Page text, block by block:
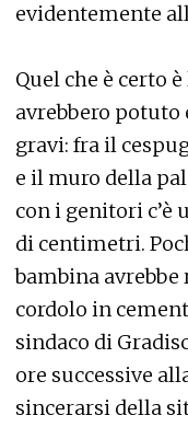
evidentemente
Quel che è certo
avrebbero potuto
gravi: fra il
e il muro della
con i genitori c’è
di centimetri.
bambina
cordolo in
sindaco di
ore successive
sincerarsi della